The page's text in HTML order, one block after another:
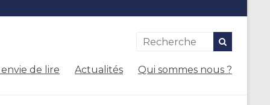
de lire Actualités Qui sommes nous ?